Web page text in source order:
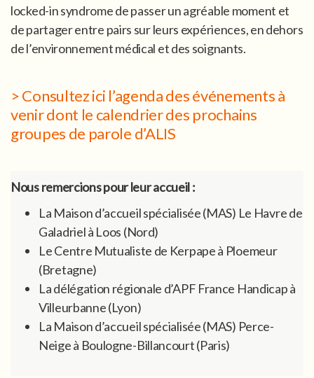
locked-in syndrome de passer un agréable moment et
de partager entre pairs sur leurs expériences, en dehors
de l’environnement médical et des soignants.
> Consultez ici l’agenda des événements à
venir dont le calendrier des prochains
groupes de parole d’ALIS
Nous remercions pour leur accueil :
La Maison d’accueil spécialisée (MAS) Le Havre de
Galadriel à Loos (Nord)
Le Centre Mutualiste de Kerpape à Ploemeur
(Bretagne)
La délégation régionale d’APF France Handicap à
Villeurbanne (Lyon)
La Maison d’accueil spécialisée (MAS) Perce-
Neige à Boulogne-Billancourt (Paris)